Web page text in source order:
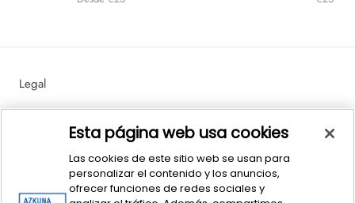
Legal
Esta página web usa cookies
Las cookies de este sitio web se usan para
personalizar el contenido y los anuncios,
ofrecer funciones de redes sociales y